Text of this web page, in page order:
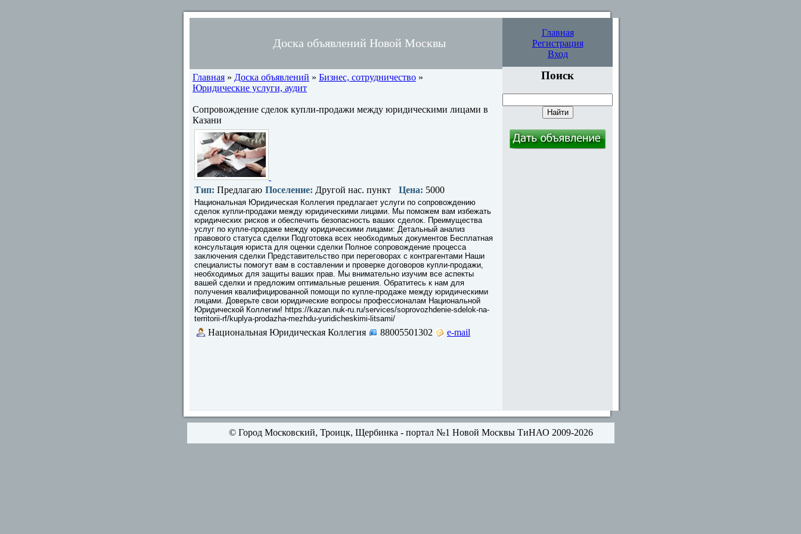
Доска объявлений Новой Москвы
Главная
Регистрация
Вход
Главная » Доска объявлений » Бизнес, сотрудничество »
Юридические услуги, аудит
Сопровождение сделок купли-продажи между юридическими лицами в
Казани
Тип: Предлагаю Поселение: Другой нас. пункт Цена: 5000
Национальная Юридическая Коллегия предлагает услуги по сопровождению
сделок купли-продажи между юридическими лицами. Мы поможем вам избежать
юридических рисков и обеспечить безопасность ваших сделок. Преимущества
услуг по купле-продаже между юридическими лицами: Детальный анализ
правового статуса сделки Подготовка всех необходимых документов Бесплатная
консультация юриста для оценки сделки Полное сопровождение процесса
заключения сделки Представительство при переговорах с контрагентами Наши
специалисты помогут вам в составлении и проверке договоров купли-продажи,
необходимых для защиты ваших прав. Мы внимательно изучим все аспекты
вашей сделки и предложим оптимальные решения. Обратитесь к нам для
получения квалифицированной помощи по купле-продаже между юридическими
лицами. Доверьте свои юридические вопросы профессионалам Национальной
Юридической Коллегии! https://kazan.nuk-ru.ru/services/soprovozhdenie-sdelok-na-
territorii-rf/kuplya-prodazha-mezhdu-yuridicheskimi-litsami/
Национальная Юридическая Коллегия 88005501302 e-mail
Поиск
© Город Московский, Троицк, Щербинка - портал №1 Новой Москвы ТиНАО 2009-2026